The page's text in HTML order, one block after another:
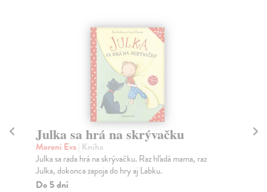
Julka sa hrá na skrývačku
Moroni Eva| Kniha
Julka sa rada hrá na skrývačku. Raz hľadá mama, raz
Julka, dokonca zapoja do hry aj Labku.
Do 5 dní